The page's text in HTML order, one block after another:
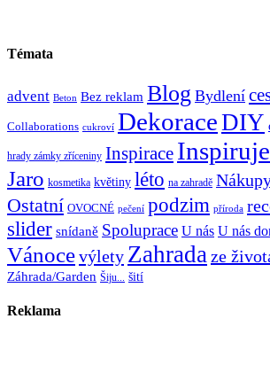
Témata
advent Beton Bez reklam Blog Bydlení
Collaborations cukroví DekoraceDIY
hrady zámky zříceniny Inspirace
Jaro kosmetika květiny léto na zahradě
Ostatní OVOCNÉ pečení podzim příroda
slider snídaně Spoluprace U nás U nás
Vánocevýlety Zahrada ze
Záhrada/Garden Šiju... šití
Reklama